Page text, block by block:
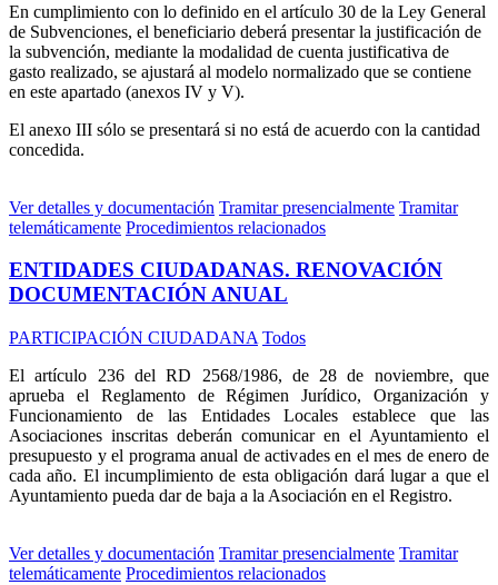
En cumplimiento con lo definido en el artículo 30 de la Ley General
de Subvenciones, el beneficiario deberá presentar la justificación de
la subvención, mediante la modalidad de cuenta justificativa de
gasto realizado, se ajustará al modelo normalizado que se contiene
en este apartado (anexos IV y V).
El anexo III sólo se presentará si no está de acuerdo con la cantidad
concedida.
Ver detalles y documentación Tramitar presencialmente Tramitar
telemáticamente Procedimientos relacionados
ENTIDADES CIUDADANAS. RENOVACIÓN
DOCUMENTACIÓN ANUAL
PARTICIPACIÓN CIUDADANA Todos
El artículo 236 del RD 2568/1986, de 28 de noviembre, que
aprueba el Reglamento de Régimen Jurídico, Organización y
Funcionamiento de las Entidades Locales establece que las
Asociaciones inscritas deberán comunicar en el Ayuntamiento el
presupuesto y el programa anual de activades en el mes de enero de
cada año. El incumplimiento de esta obligación dará lugar a que el
Ayuntamiento pueda dar de baja a la Asociación en el Registro.
Ver detalles y documentación Tramitar presencialmente Tramitar
telemáticamente Procedimientos relacionados